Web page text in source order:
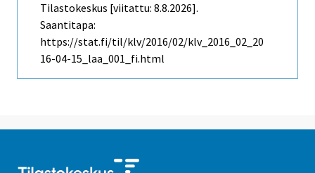
Tilastokeskus [viitattu: 8.8.2026].
Saantitapa:
https://stat.fi/til/klv/2016/02/klv_2016_02_20
16-04-15_laa_001_fi.html